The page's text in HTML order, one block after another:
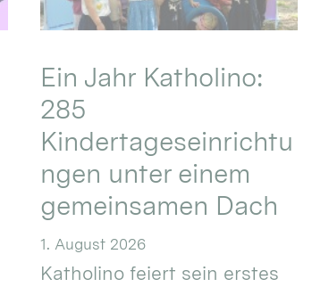
Ein Jahr Katholino:
285
Kindertageseinrichtu
ngen unter einem
gemeinsamen Dach
1. August 2026
Katholino feiert sein erstes